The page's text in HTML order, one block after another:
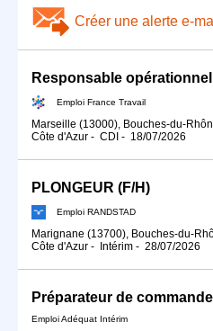
Créer une alerte e-
Responsable opérationnel
Emploi France Travail
Marseille (13000), Bouches-du-
Côte d'Azur - CDI - 18/07/2026
PLONGEUR (F/H)
Emploi RANDSTAD
Marignane (13700), Bouches-du-
Côte d'Azur - Intérim - 28/07/2026
Préparateur de
Emploi Adéquat Intérim